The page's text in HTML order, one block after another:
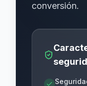
conversión.